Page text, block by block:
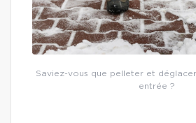
Saviez-vous que pelleter et
entrée ?